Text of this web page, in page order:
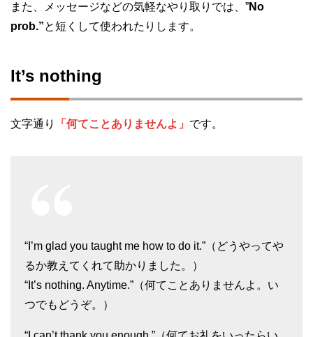
また、メッセージなどの気軽なやり取りでは、”No
prob.”と短くして使われたりします。
It’s nothing
文字通り 「何てことありませんよ」 です。
“I’m glad you taught me how to do it.”（どうやってや
るか教えてくれて助かりました。）
“It’s nothing. Anytime.”（何てことありませんよ。い
つでもどうぞ。）